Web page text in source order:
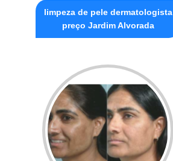
limpeza de pele dermatologista
preço Jardim Alvorada